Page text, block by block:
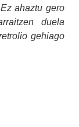
ahaztu gero
duela
gehiago